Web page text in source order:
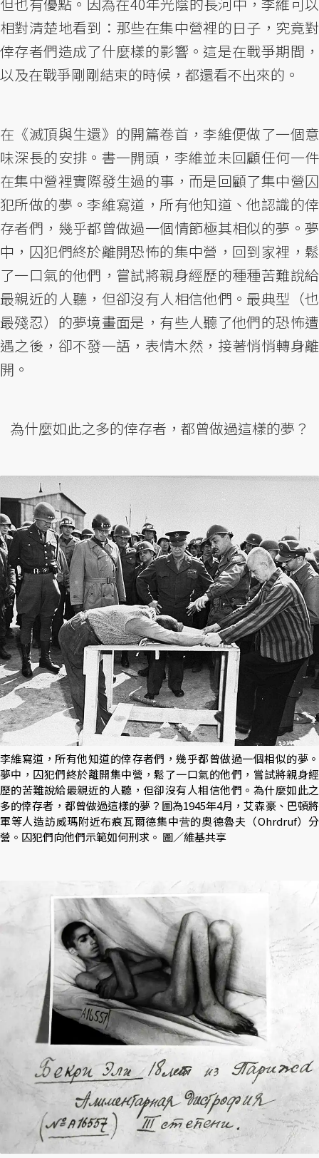
但也有優點。因為在40年光陰的長河中，李維可以
相對清楚地看到：那些在集中營裡的日子，究竟對
倖存者們造成了什麼樣的影響。這是在戰爭期間，
以及在戰爭剛剛結束的時候，都還看不出來的。
在《滅頂與生還》的開篇卷首，李維便做了一個意
味深長的安排。書一開頭，李維並未回顧任何一件
在集中營裡實際發生過的事，而是回顧了集中營囚
犯所做的夢。李維寫道，所有他知道、他認識的倖
存者們，幾乎都曾做過一個情節極其相似的夢。夢
中，囚犯們終於離開恐怖的集中營，回到家裡，鬆
了一口氣的他們，嘗試將親身經歷的種種苦難說給
最親近的人聽，但卻沒有人相信他們。最典型（也
最殘忍）的夢境畫面是，有些人聽了他們的恐怖遭
遇之後，卻不發一語，表情木然，接著悄悄轉身離
開。
為什麼如此之多的倖存者，都曾做過這樣的夢？
李維寫道，所有他知道的倖存者們，幾乎都曾做過一個相似的夢。
夢中，囚犯們終於離開集中營，鬆了一口氣的他們，嘗試將親身經
歷的苦難說給最親近的人聽，但卻沒有人相信他們。為什麼如此之
多的倖存者，都曾做過這樣的夢？圖為1945年4月，艾森豪、巴頓將
軍等人造訪威瑪附近布痕瓦爾德集中营的奧德魯夫（Ohrdruf）分
營。囚犯們向他們示範如何刑求。 圖／維基共享